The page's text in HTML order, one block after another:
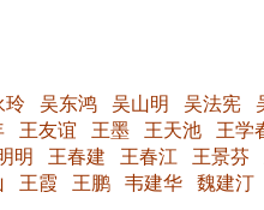
玲 吴东鸿 吴山明 吴法宪
王友谊 王墨 王天池 王学
明 王春建 王春江 王景芬
王霞 王鹏 韦建华 魏建汀